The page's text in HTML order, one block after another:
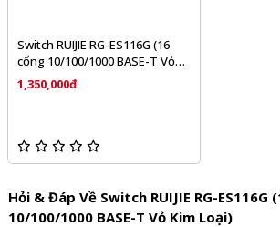
Switch RUIJIE RG-ES116G (16
cổng 10/100/1000 BASE-T Vỏ
kim loại)
1,350,000đ
Hỏi & Đáp Về Switch RUIJIE RG-ES116G
10/100/1000 BASE-T Vỏ Kim Loại)